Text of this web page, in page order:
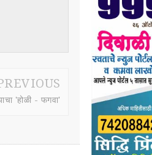
'होळी - फगवा'